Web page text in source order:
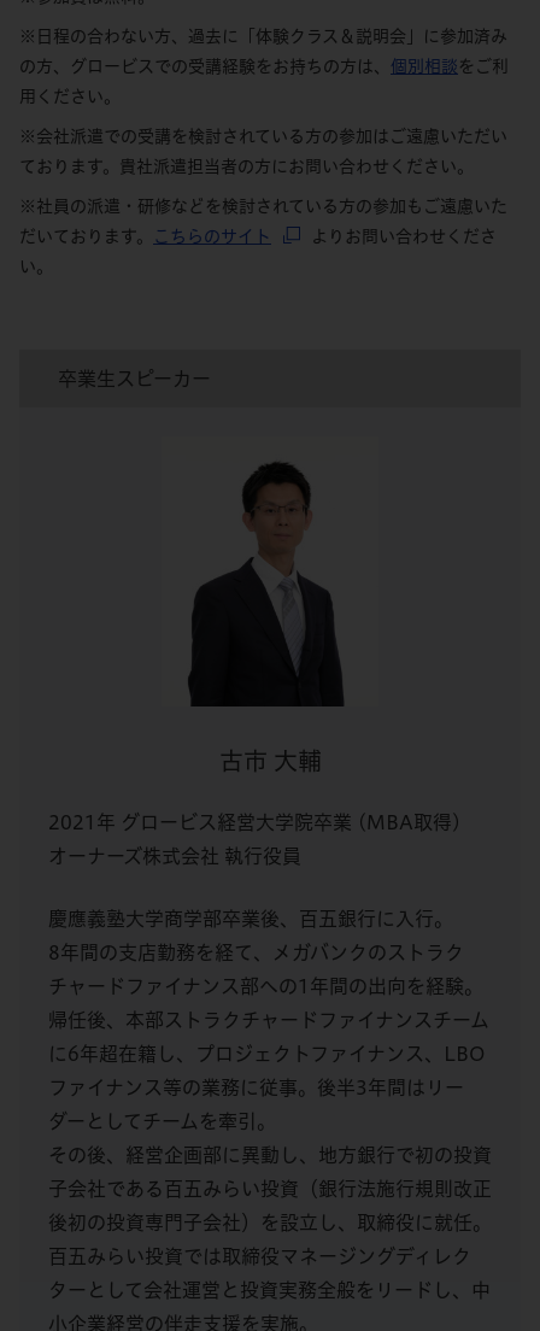
※日程の合わない方、過去に「体験クラス＆説明会」に参加済み
の方、グロービスでの受講経験をお持ちの方は、 個別相談 をご利
用ください。
※会社派遣での受講を検討されている方の参加はご遠慮いただい
ております。貴社派遣担当者の方にお問い合わせください。
※社員の派遣・研修などを検討されている方の参加もご遠慮いた
だいております。
こちらのサイト
よりお問い合わせくださ
い。
卒業生スピーカー
古市 大輔
2021年 グロービス経営大学院卒業 (MBA取得)
オーナーズ株式会社 執行役員
慶應義塾大学商学部卒業後、百五銀行に入行。
8年間の支店勤務を経て、メガバンクのストラク
チャードファイナンス部への1年間の出向を経験。
帰任後、本部ストラクチャードファイナンスチーム
に6年超在籍し、プロジェクトファイナンス、LBO
ファイナンス等の業務に従事。後半3年間はリー
ダーとしてチームを牽引。
その後、経営企画部に異動し、地方銀行で初の投資
子会社である百五みらい投資（銀行法施行規則改正
後初の投資専門子会社）を設立し、取締役に就任。
百五みらい投資では取締役マネージングディレク
ターとして会社運営と投資実務全般をリードし、中
小企業経営の伴走支援を実施。